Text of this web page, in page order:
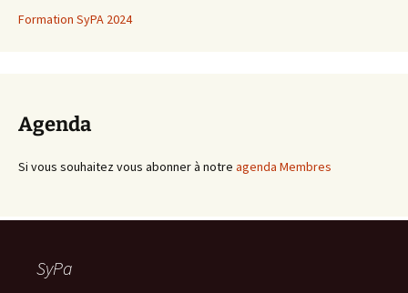
Formation SyPA 2024
Agenda
Si vous souhaitez vous abonner à notre agenda Membres
SyPa